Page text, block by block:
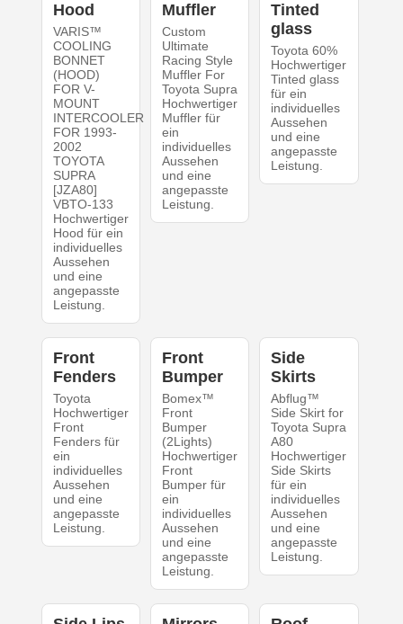
Hood
VARIS™
COOLING
BONNET
(HOOD)
FOR V-
MOUNT
INTERCOOLER
FOR 1993-
2002
TOYOTA
SUPRA
[JZA80]
VBTO-133
Hochwertiger
Hood für ein
individuelles
Aussehen
und eine
angepasste
Leistung.
Muffler
Custom
Ultimate
Racing Style
Muffler For
Toyota Supra
Hochwertiger
Muffler für
ein
individuelles
Aussehen
und eine
angepasste
Leistung.
Tinted
glass
Toyota 60%
Hochwertiger
Tinted glass
für ein
individuelles
Aussehen
und eine
angepasste
Leistung.
Front
Fenders
Toyota
Hochwertiger
Front
Fenders für
ein
individuelles
Aussehen
und eine
angepasste
Leistung.
Front
Bumper
Bomex™
Front
Bumper
(2Lights)
Hochwertiger
Front
Bumper für
ein
individuelles
Aussehen
und eine
angepasste
Leistung.
Side
Skirts
Abflug™
Side Skirt for
Toyota Supra
A80
Hochwertiger
Side Skirts
für ein
individuelles
Aussehen
und eine
angepasste
Leistung.